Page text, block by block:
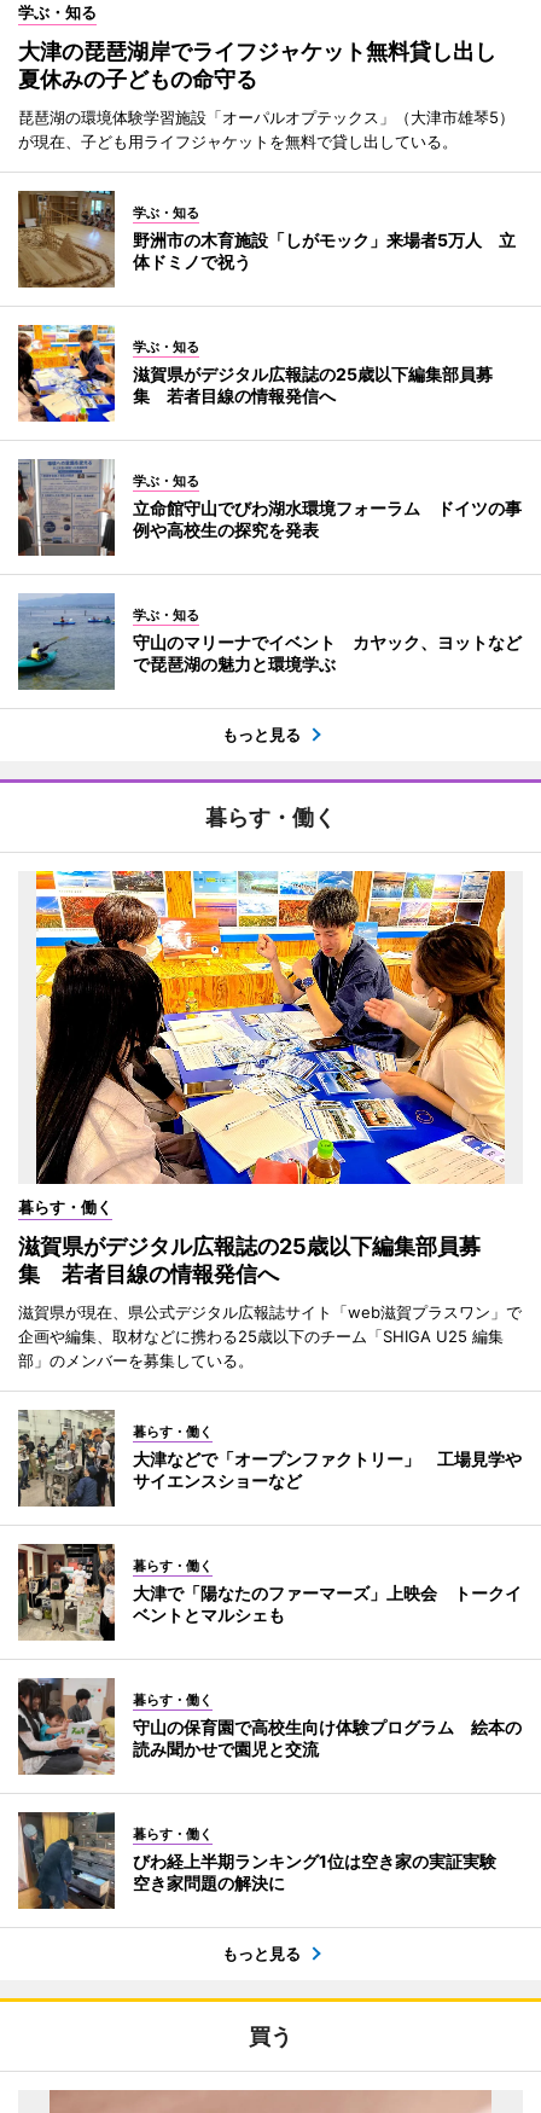
学ぶ・知る
大津の琵琶湖岸でライフジャケット無料貸し出し
夏休みの子どもの命守る
琵琶湖の環境体験学習施設「オーパルオプテックス」（大津市雄琴5）
が現在、子ども用ライフジャケットを無料で貸し出している。
学ぶ・知る
野洲市の木育施設「しがモック」来場者5万人 立
体ドミノで祝う
学ぶ・知る
滋賀県がデジタル広報誌の25歳以下編集部員募
集 若者目線の情報発信へ
学ぶ・知る
立命館守山でびわ湖水環境フォーラム ドイツの事
例や高校生の探究を発表
学ぶ・知る
守山のマリーナでイベント カヤック、ヨットなど
で琵琶湖の魅力と環境学ぶ
もっと見る
暮らす・働く
暮らす・働く
滋賀県がデジタル広報誌の25歳以下編集部員募
集 若者目線の情報発信へ
滋賀県が現在、県公式デジタル広報誌サイト「web滋賀プラスワン」で
企画や編集、取材などに携わる25歳以下のチーム「SHIGA U25 編集
部」のメンバーを募集している。
暮らす・働く
大津などで「オープンファクトリー」 工場見学や
サイエンスショーなど
暮らす・働く
大津で「陽なたのファーマーズ」上映会 トークイ
ベントとマルシェも
暮らす・働く
守山の保育園で高校生向け体験プログラム 絵本の
読み聞かせで園児と交流
暮らす・働く
びわ経上半期ランキング1位は空き家の実証実験
空き家問題の解決に
もっと見る
買う